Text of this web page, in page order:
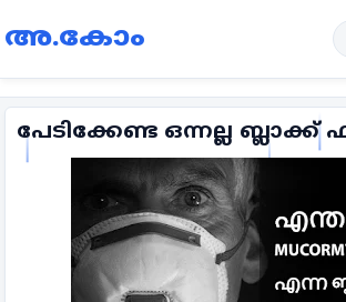
അ.കോം
പേടിക്കേണ്ട ഒന്നല്ല ബ്ലാക്ക്